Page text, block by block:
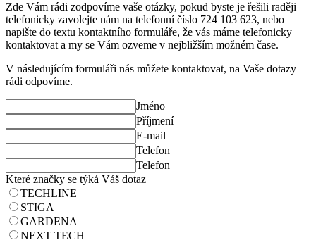
Zde Vám rádi zodpovíme vaše otázky, pokud byste je řešili raději
telefonicky zavolejte nám na telefonní číslo 724 103 623, nebo
napište do textu kontaktního formuláře, že vás máme telefonicky
kontaktovat a my se Vám ozveme v nejbližším možném čase.
V následujícím formuláři nás můžete kontaktovat, na Vaše dotazy
rádi odpovíme.
Jméno
Příjmení
E-mail
Telefon
Telefon
Které značky se týká Váš dotaz
TECHLINE
STIGA
GARDENA
NEXT TECH